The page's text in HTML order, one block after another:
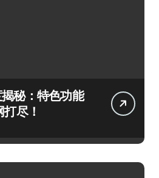
秘：特色功能
尽！